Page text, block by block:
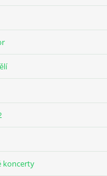
koncerty